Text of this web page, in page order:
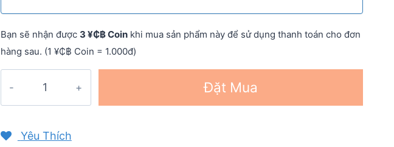
Bạn sẽ nhận được 3 ¥₵฿ Coinkhi mua sản phẩm này để sử dụng thanh toán cho đơn
hàng sau. (1 ¥₵฿ Coin = 1.000đ)
điện
Đặt Mua
Yêu Thích